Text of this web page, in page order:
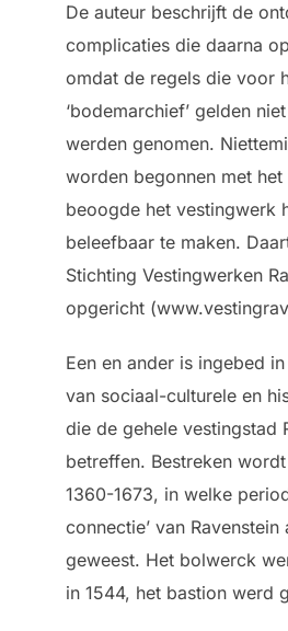
De auteur beschrijft de
complicaties die daarna
omdat de regels die voor
‘bodemarchief’ gelden
werden genomen.
worden begonnen met
beoogde het vestingwerk
beleefbaar te maken.
Stichting Vestingwerken
opgericht
Een en ander is ingebed
van sociaal-culturele en
die de gehele vestingstad
betreffen. Bestreken
1360-1673, in welke
connectie’ van
geweest. Het bolwerck
in 1544, het bastion werd